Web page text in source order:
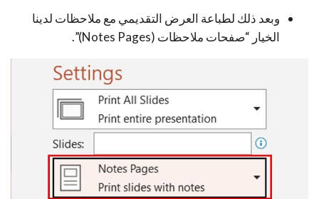
وبعد ذلك لطباعة العرض التقديمي مع ملاحظات لدينا
الخيار “صفحات ملاحظات (Notes Pages)”.